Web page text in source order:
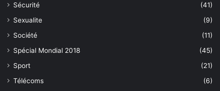
Sécurité
(41)
Sexualite
(9)
Société
(11)
Spécial Mondial 2018
(45)
Sport
(21)
Télécoms
(6)